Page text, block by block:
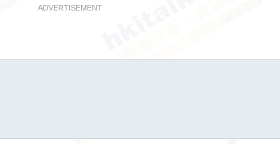
ADVERTISEMENT